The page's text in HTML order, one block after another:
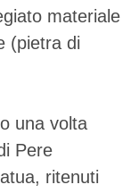
materiale
(pietra di
una volta
Pere
ritenuti